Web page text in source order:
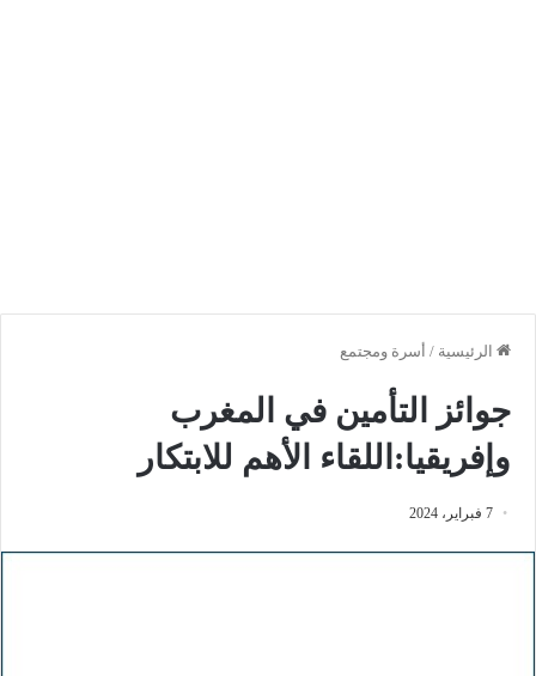
الرئيسية / أسرة ومجتمع
جوائز التأمين في المغرب
وإفريقيا:اللقاء الأهم للابتكار
7 فبراير، 2024